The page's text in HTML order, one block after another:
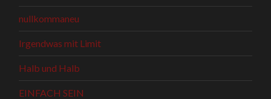
nullkommaneu
Irgendwas mit Limit
Halb und Halb
EINFACH SEIN